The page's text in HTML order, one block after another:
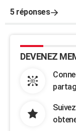
5 réponses
DEVENEZ